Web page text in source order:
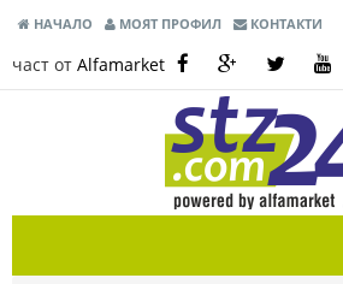
НАЧАЛО МОЯТ ПРОФИЛ КОНТАКТИ
част от Alfamarket